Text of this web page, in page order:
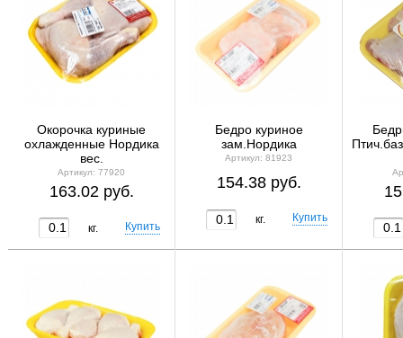
Окорочка куриные
охлажденные Нордика
вес.
Артикул: 77920
163.02 руб.
кг.
Бедро куриное
зам.Нордика
Артикул: 81923
154.38 руб.
кг.